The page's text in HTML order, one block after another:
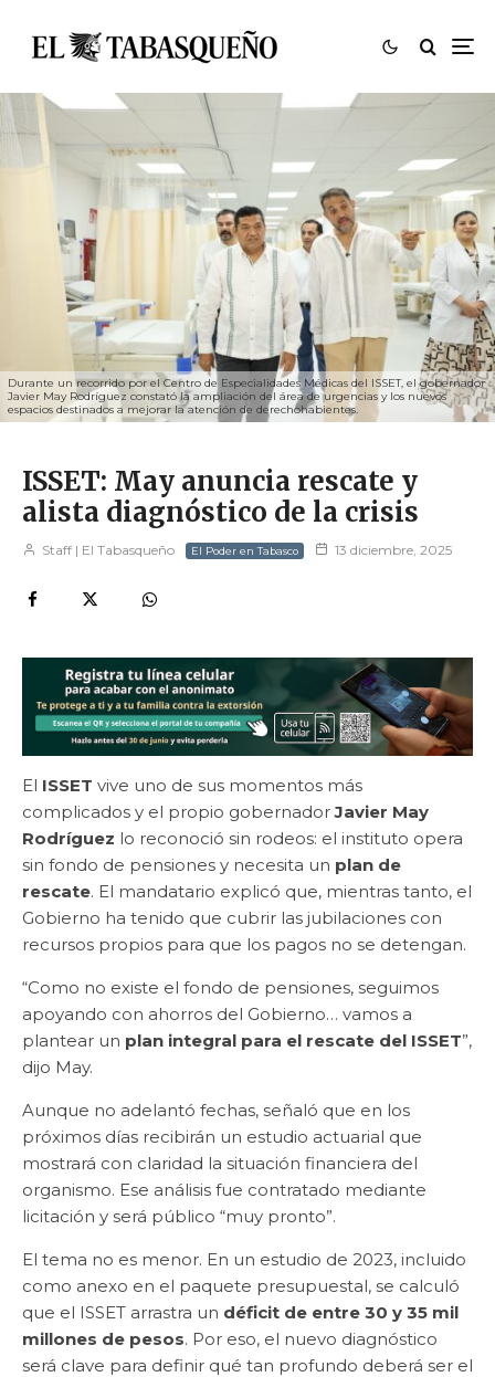
Durante un recorrido por el Centro de Especialidades Médicas del ISSET, el gobernador
Javier May Rodríguez constató la ampliación del área de urgencias y los nuevos
espacios destinados a mejorar la atención de derechohabientes.
ISSET: May anuncia rescate y
alista diagnóstico de la crisis
Staff | El Tabasqueño El Poder en Tabasco 13 diciembre, 2025
El ISSET vive uno de sus momentos más
complicados y el propio gobernadorJavier May
Rodríguez lo reconoció sin rodeos: el instituto opera
sin fondo de pensiones y necesita un plan de
rescate. El mandatario explicó que, mientras tanto, el
Gobierno ha tenido que cubrir las jubilaciones con
recursos propios para que los pagos no se detengan.
“Como no existe el fondo de pensiones, seguimos
apoyando con ahorros del Gobierno… vamos a
plantear un plan integral para el rescate del ISSET”,
dijo May.
Aunque no adelantó fechas, señaló que en los
próximos días recibirán un estudio actuarial que
mostrará con claridad la situación financiera del
organismo. Ese análisis fue contratado mediante
licitación y será público “muy pronto”.
El tema no es menor. En un estudio de 2023, incluido
como anexo en el paquete presupuestal, se calculó
que el ISSET arrastra un déficit de entre 30 y 35 mil
millones de pesos. Por eso, el nuevo diagnóstico
será clave para definir qué tan profundo deberá ser el